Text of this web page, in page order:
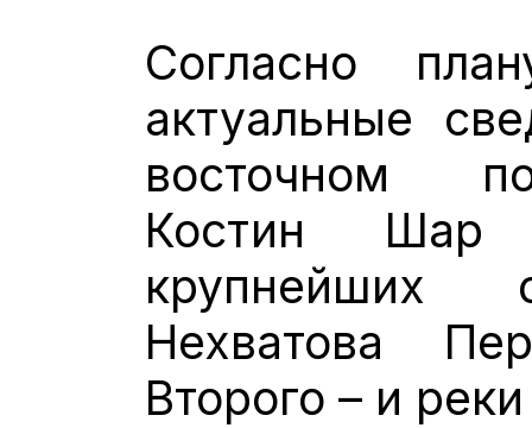
Согласно
актуальные
восточном
Костин
Нехватова
Второго – и